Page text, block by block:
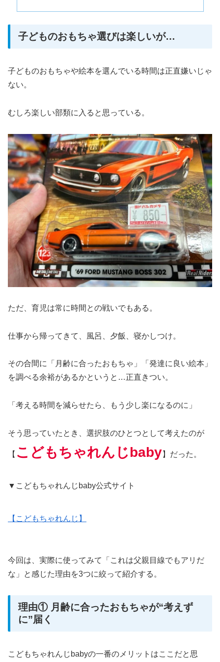
子どものおもちゃ選びは楽しいが…
子どものおもちゃや絵本を選んでいる時間は正直嫌いじゃ
ない。
むしろ楽しい部類に入ると思っている。
ただ、育児は常に時間との戦いでもある。
仕事から帰ってきて、風呂、夕飯、寝かしつけ。
その合間に「月齢に合ったおもちゃ」「発達に良い絵本」
を調べる余裕があるかというと…正直きつい。
「考える時間を減らせたら、もう少し楽になるのに」
そう思っていたとき、選択肢のひとつとして考えたのが
【 こどもちゃれんじbaby】だった。
▼こどもちゃれんじbaby公式サイト
【こどもちゃれんじ】
今回は、実際に使ってみて「これは父親目線でもアリだ
な」と感じた理由を3つに絞って紹介する。
理由① 月齢に合ったおもちゃが“考えず
に”届く
こどもちゃれんじbabyの一番のメリットはここだと思